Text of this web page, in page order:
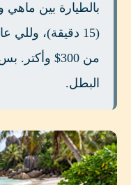
(15 دقيقة)، وللي
من 300$
البطل.